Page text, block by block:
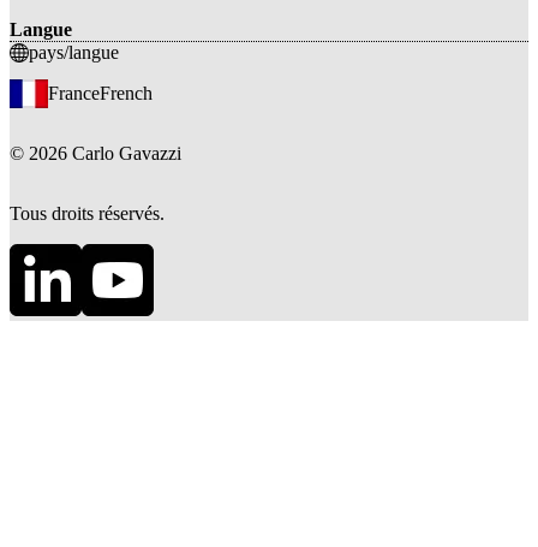
Langue
pays/langue
FranceFrench
© 2026 Carlo Gavazzi
Tous droits réservés.